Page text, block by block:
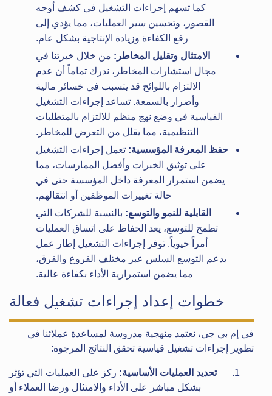
كما تسهم إجراءات التشغيل في كشف أوجه
القصور، وتحسين سير العمليات، مما يؤدي إلى
رفع الكفاءة وزيادة الإنتاجية بشكل عام.
الامتثال وتقليل المخاطر: من خلال خبرتنا في
مجال استشارات المخاطر، ندرك تماماً أن عدم
الالتزام باللوائح قد يتسبب في خسائر مالية
وأضرار بالسمعة. تساعد إجراءات التشغيل
القياسية في وضع نهج منظم للالتزام بالمتطلبات
التنظيمية، مما يقلل من التعرض للمخاطر.
حفظ المعرفة المؤسسية: تعمل إجراءات التشغيل
على توثيق الخبرات وأفضل الممارسات، مما
يضمن استمرار المعرفة داخل المؤسسة حتى في
حالة تغييرات الموظفين أو انتقالهم.
القابلية للنمو والتوسع: بالنسبة للشركات التي
تطمح للتوسع، يعد الحفاظ على اتساق العمليات
أمراً حيوياً. توفر إجراءات التشغيل إطار عمل
يدعم التوسع السلس عبر مختلف الفروع والفرق،
مما يضمن استمرارية الأداء بكفاءة عالية.
خطوات إعداد إجراءات تشغيل فعالة
في إم بي جي، نعتمد منهجية مدروسة لمساعدة عملائنا في
تطوير إجراءات تشغيل قياسية تحقق النتائج المرجوة:
تحديد العمليات الأساسية: ركز على العمليات التي تؤثر
بشكل مباشر على الأداء والامتثال ورضا العملاء أو